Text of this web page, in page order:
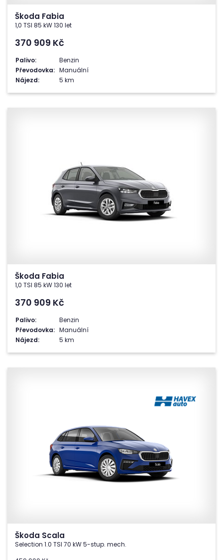
Škoda Fabia
1,0 TSI 85 kW 130 let
370 909 Kč
Palivo:
Benzin
Převodovka: Manuální
Nájezd:
5 km
Škoda Fabia
1,0 TSI 85 kW 130 let
370 909 Kč
Palivo:
Benzin
Převodovka: Manuální
Nájezd:
5 km
Škoda Scala
Selection 1.0 TSI 70 kW 5-stup. mech.